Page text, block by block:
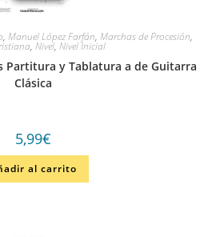
, Manuel López Farfán, Marchas de Procesión,
, Nivel, Nivel Inicial
Partitura y Tablatura a de Guitarra
Clásica
5,99€
al carrito